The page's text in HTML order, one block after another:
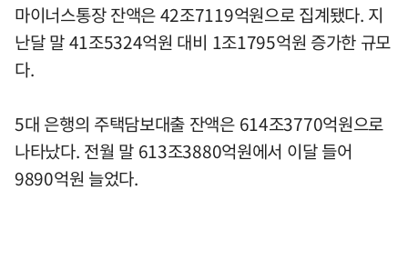
마이너스통장 잔액은 42조7119억원으로 집계됐다. 지
난달 말 41조5324억원 대비 1조1795억원 증가한 규모
다.
5대 은행의 주택담보대출 잔액은 614조3770억원으로
나타났다. 전월 말 613조3880억원에서 이달 들어
9890억원 늘었다.